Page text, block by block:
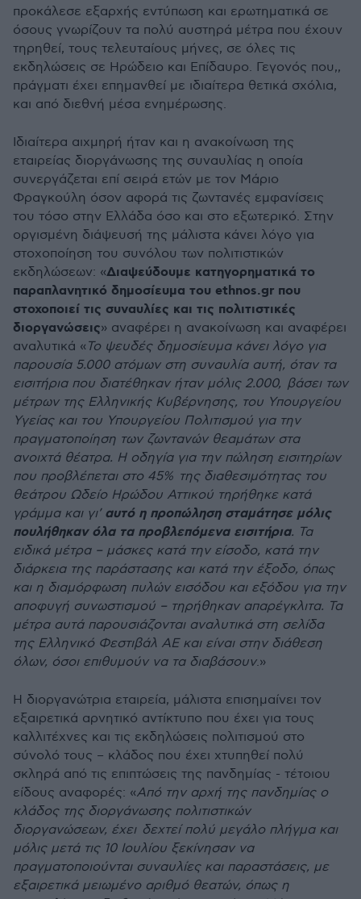
προκάλεσε εξαρχής εντύπωση και ερωτηματικά σε
όσους γνωρίζουν τα πολύ αυστηρά μέτρα που έχουν
τηρηθεί, τους τελευταίους μήνες, σε όλες τις
εκδηλώσεις σε Ηρώδειο και Επίδαυρο. Γεγονός που,,
πράγματι έχει επημανθεί με ιδιαίτερα θετικά σχόλια,
και από διεθνή μέσα ενημέρωσης.
Ιδιαίτερα αιχμηρή ήταν και η ανακοίνωση της
εταιρείας διοργάνωσης της συναυλίας η οποία
συνεργάζεται επί σειρά ετών με τον Μάριο
Φραγκούλη όσον αφορά τις ζωντανές εμφανίσεις
του τόσο στην Ελλάδα όσο και στο εξωτερικό. Στην
οργισμένη διάψευσή της μάλιστα κάνει λόγο για
στοχοποίηση του συνόλου των πολιτιστικών
εκδηλώσεων: «Διαψεύδουμε κατηγορηματικά το
παραπλανητικό δημοσίευμα του ethnos.gr που
στοχοποιεί τις συναυλίες και τις πολιτιστικές
διοργανώσεις» αναφέρει η ανακοίνωση και αναφέρει
αναλυτικά « Το ψευδές δημοσίευμα κάνει λόγο για
παρουσία 5.000 ατόμων στη συναυλία αυτή, όταν τα
εισιτήρια που διατέθηκαν ήταν μόλις 2.000, βάσει των
μέτρων της Ελληνικής Κυβέρνησης, του Υπουργείου
Υγείας και του Υπουργείου Πολιτισμού για την
πραγματοποίηση των ζωντανών θεαμάτων στα
ανοιχτά θέατρα. Η οδηγία για την πώληση εισιτηρίων
που προβλέπεται στο 45% της διαθεσιμότητας του
θεάτρου Ωδείο Ηρώδου Αττικού τηρήθηκε κατά
γράμμα και γι’ αυτό η προπώληση σταμάτησε μόλις
πουλήθηκαν όλα τα προβλεπόμενα εισιτήρια. Τα
ειδικά μέτρα – μάσκες κατά την είσοδο, κατά την
διάρκεια της παράστασης και κατά την έξοδο, όπως
και η διαμόρφωση πυλών εισόδου και εξόδου για την
αποφυγή συνωστισμού – τηρήθηκαν απαρέγκλιτα. Τα
μέτρα αυτά παρουσιάζονται αναλυτικά στη σελίδα
της Ελληνικό Φεστιβάλ ΑΕ και είναι στην διάθεση
όλων, όσοι επιθυμούν να τα διαβάσουν.»
Η διοργανώτρια εταιρεία, μάλιστα επισημαίνει τον
εξαιρετικά αρνητικό αντίκτυπο που έχει για τους
καλλιτέχνες και τις εκδηλώσεις πολιτισμού στο
σύνολό τους – κλάδος που έχει χτυπηθεί πολύ
σκληρά από τις επιπτώσεις της πανδημίας - τέτοιου
είδους αναφορές: «Από την αρχή της πανδημίας ο
κλάδος της διοργάνωσης πολιτιστικών
διοργανώσεων, έχει δεχτεί πολύ μεγάλο πλήγμα και
μόλις μετά τις 10 Ιουλίου ξεκίνησαν να
πραγματοποιούνται συναυλίες και παραστάσεις, με
εξαιρετικά μειωμένο αριθμό θεατών, όπως η